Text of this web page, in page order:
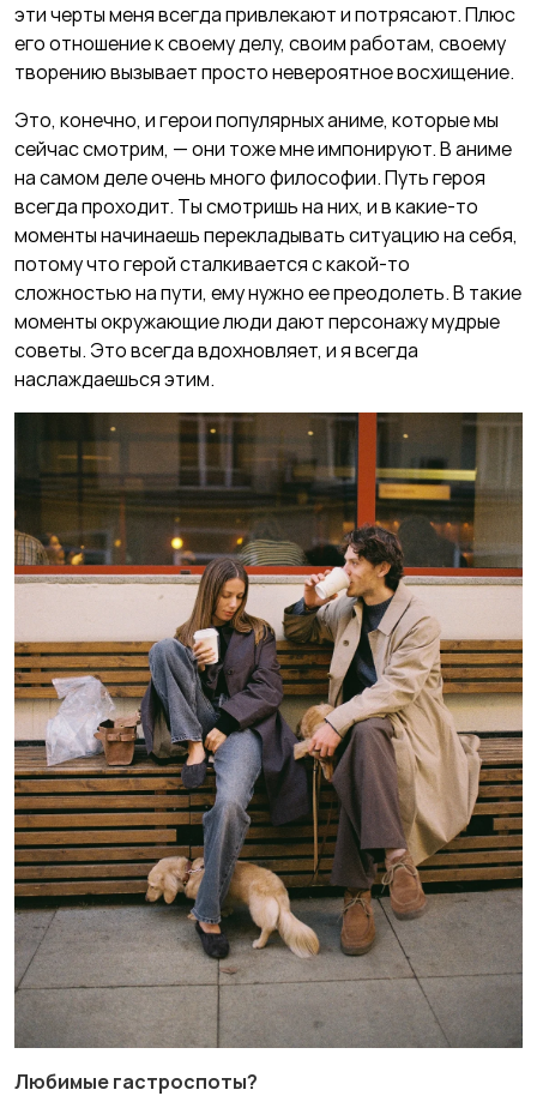
эти черты меня всегда привлекают и потрясают. Плюс
его отношение к своему делу, своим работам, своему
творению вызывает просто невероятное восхищение.
Это, конечно, и герои популярных аниме, которые мы
сейчас смотрим, — они тоже мне импонируют. В аниме
на самом деле очень много философии. Путь героя
всегда проходит. Ты смотришь на них, и в какие-то
моменты начинаешь перекладывать ситуацию на себя,
потому что герой сталкивается с какой-то
сложностью на пути, ему нужно ее преодолеть. В такие
моменты окружающие люди дают персонажу мудрые
советы. Это всегда вдохновляет, и я всегда
наслаждаешься этим.
Любимые гастроспоты?